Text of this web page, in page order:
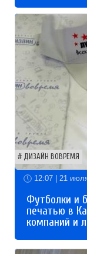
ДИЗАЙН ВОВРЕМЯ
12:07 | 21
Футболки и
печатью в
компаний и